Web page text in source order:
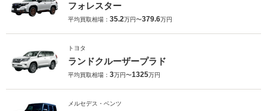
フォレスター
平均買取相場： 35.2万円〜379.6万円
トヨタ
ランドクルーザープラド
平均買取相場： 3万円〜1325万円
メルセデス・ベンツ